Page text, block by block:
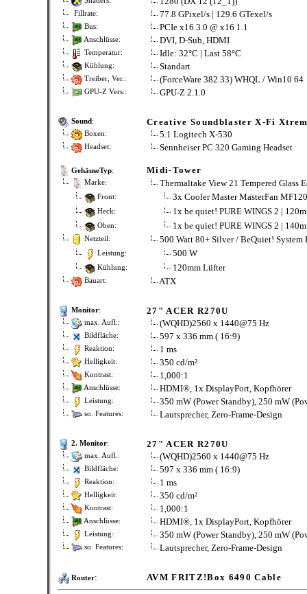
Fillrate: 77.8 GPixel/s | 129.6 GTexel/s
Bus: PCIe x16 3.0 @ x16 1.1
Anschlüsse: DVI, D-Sub, HDMI
Temperatur: Idle: 32°C | Last 58°C
Kühlung: Standart
Treiber, Ver.: (ForceWare 382.33) WHQL / Win10 64
GPU-Z Vers.: GPU-Z 2.1.0
Sound: Creative Soundblaster X-Fi
Boxen: 5.1 Logitech X-530
Headset: Sennheiser PC 320 Gaming Headset
GehäuseTyp: Midi-Tower
Marke: Thermaltake View 21 Tempered Glass
Front: 3x Cooler Master MasterFan
Heck: 1x be quiet! PURE WINGS 2 |
Oben: 1x be quiet! PURE WINGS 2 |
Netzteil: 500 Watt 80+ Silver / BeQuiet! System
Leistung: 500 W
Kühlung: 120mm Lüfter
Bauart: ATX
Monitor: 27" ACER R270U
max. Aufl.: (WQHD)2560 x 1440@75 Hz
Bildfläche: 597 x 336 mm ( 16:9)
Reaktion: 1 ms
Helligkeit: 350 cd/m²
Kontrast: 1,000:1
Anschlüsse: HDMI®, 1x DisplayPort, Kopfhörer
Leistung: 350 mW (Power Standby), 250 mW
so. Features: Lautsprecher, Zero-Frame-Design
2. Monitor: 27" ACER R270U
max. Aufl.: (WQHD)2560 x 1440@75 Hz
Bildfläche: 597 x 336 mm ( 16:9)
Reaktion: 1 ms
Helligkeit: 350 cd/m²
Kontrast: 1,000:1
Anschlüsse: HDMI®, 1x DisplayPort, Kopfhörer
Leistung: 350 mW (Power Standby), 250 mW
so. Features: Lautsprecher, Zero-Frame-Design
Router: AVM FRITZ!Box 6490 Cable